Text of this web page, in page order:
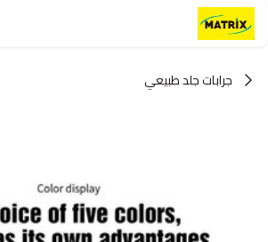
تخطي للذهاب إلى المحتوى
جرابات جلد طبيعي